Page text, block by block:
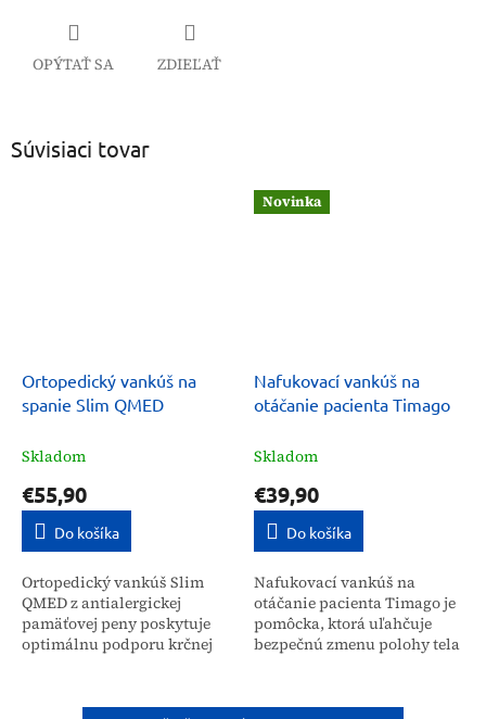
OPÝTAŤ SA ZDIEĽAŤ
Súvisiaci tovar
Ortopedický vankúš na
spanie Slim QMED
Skladom
€55,90
Do košíka
Ortopedický vankúš Slim
QMED z antialergickej
pamäťovej peny poskytuje
optimálnu podporu krčnej
na bruchu. Je určený pre
Novinka
Nafukovací vankúš na
otáčanie pacienta Timago
Skladom
€39,90
Do košíka
Nafukovací vankúš na
otáčanie pacienta Timago je
pomôcka, ktorá uľahčuje
bezpečnú zmenu polohy tela
starostlivosť o...